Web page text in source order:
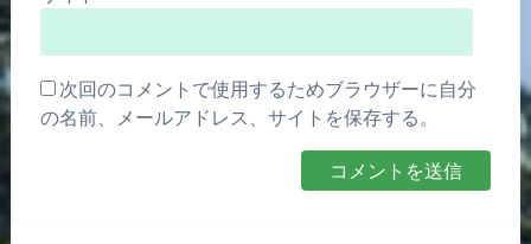
次回のコメントで使用するためブラウザーに自分
の名前、メールアドレス、サイトを保存する。